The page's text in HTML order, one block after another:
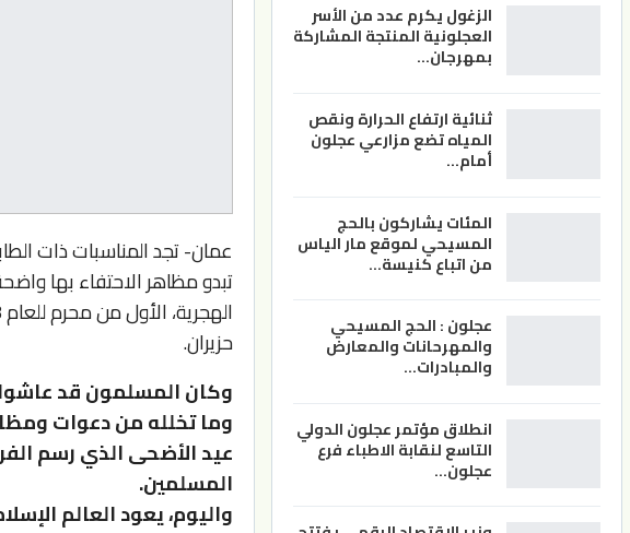
عمان- تجد المناسبات ذات
تبدو مظاهر الاحتفاء بها
حزيران.
وكان المسلمون قد عاشوا
وما تخلله من دعوات
عيد الأضحى الذي رسم
المسلمين.
واليوم، يعود العالم
الزغول يكرم عدد من الأسر
العجلونية المنتجة المشاركة
بمهرجان…
ثنائية ارتفاع الحرارة ونقص
المياه تضع مزارعي عجلون
أمام…
المئات يشاركون بالحج
المسيحي لموقع مار الياس
من اتباع كنيسة…
عجلون : الحج المسيحي
والمهرحانات والمعارض
والمبادرات…
انطلاق مؤتمر عجلون الدولي
التاسع لنقابة الاطباء فرع
عجلون…